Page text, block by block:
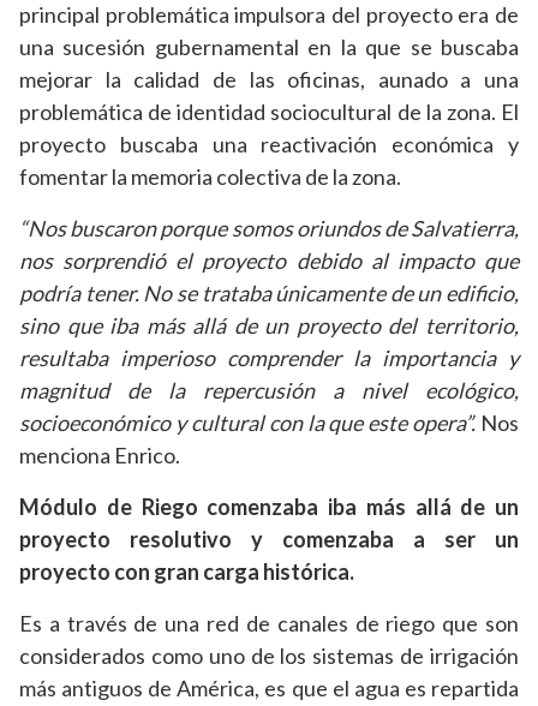
principal problemática impulsora del proyecto era de
una sucesión gubernamental en la que se buscaba
mejorar la calidad de las oficinas, aunado a una
problemática de identidad sociocultural de la zona. El
proyecto buscaba una reactivación económica y
fomentar la memoria colectiva de la zona.
“Nos buscaron porque somos oriundos de Salvatierra,
nos sorprendió el proyecto debido al impacto que
podría tener. No se trataba únicamente de un edificio,
sino que iba más allá de un proyecto del territorio,
resultaba imperioso comprender la importancia y
magnitud de la repercusión a nivel ecológico,
socioeconómico y cultural con la que este opera”. Nos
menciona Enrico.
Módulo de Riego comenzaba iba más allá de un
proyecto resolutivo y comenzaba a ser un
proyecto con gran carga histórica.
Es a través de una red de canales de riego que son
considerados como uno de los sistemas de irrigación
más antiguos de América, es que el agua es repartida